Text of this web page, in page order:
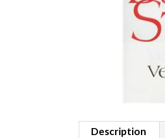
Description